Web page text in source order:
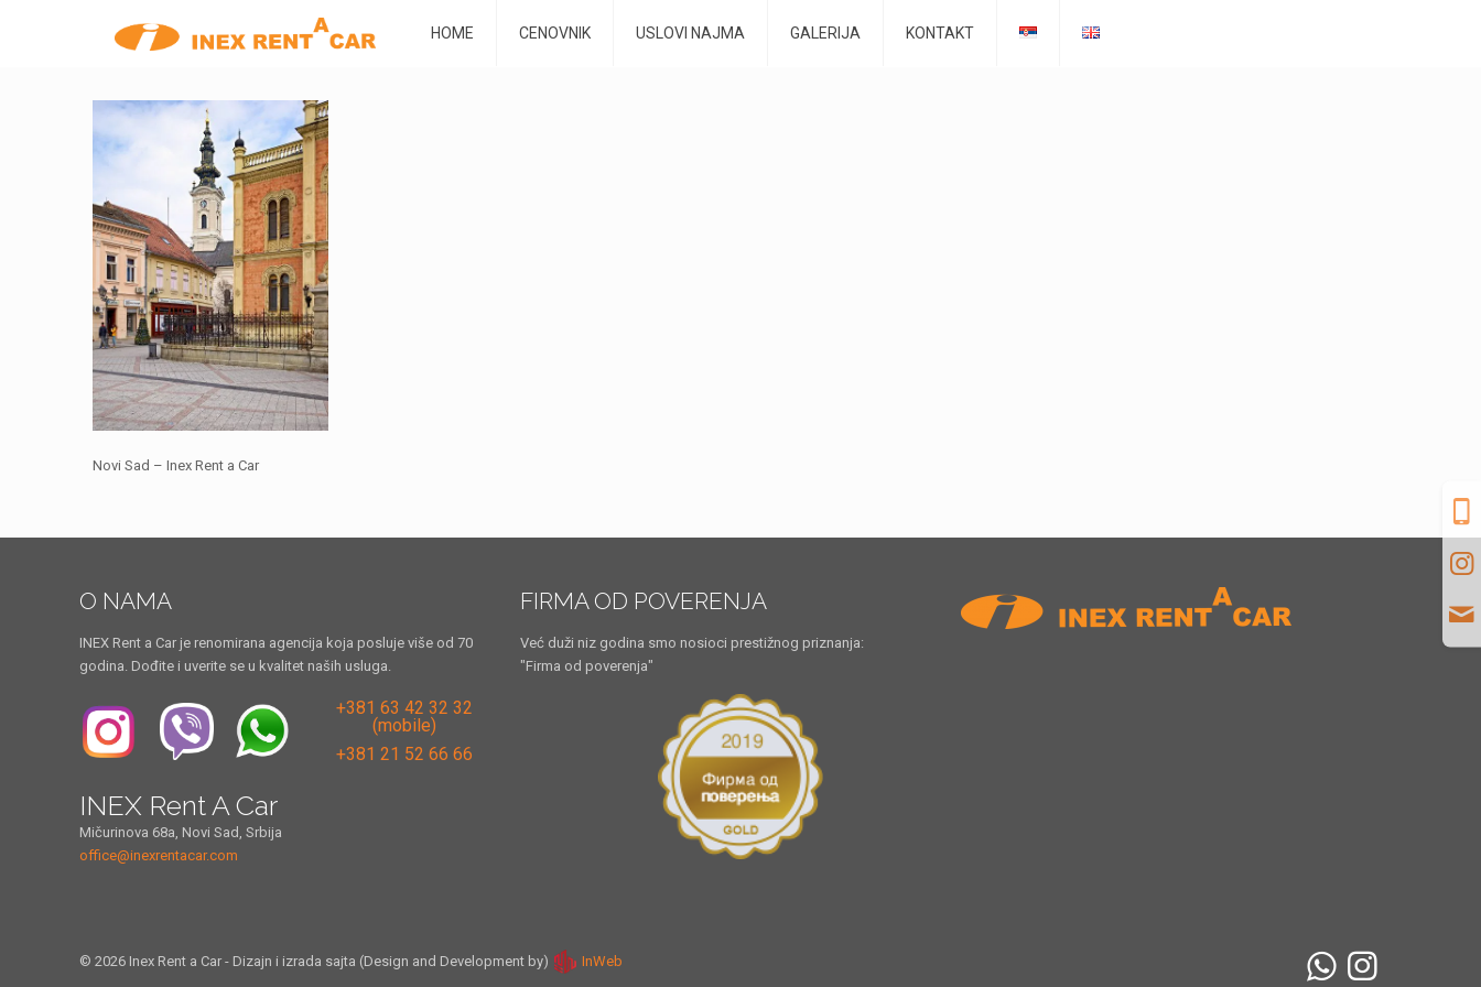
HOME CENOVNIK USLOVI NAJMA GALERIJA KONTAKT
Novi Sad – Inex Rent a Car
O NAMA
INEX Rent a Car je renomirana agencija koja posluje više od 70
godina. Dođite i uverite se u kvalitet naših usluga.
+381 63 42 32 32
(mobile)
+381 21 52 66 66
INEX Rent A Car
Mičurinova 68a, Novi Sad, Srbija
office@inexrentacar.com
FIRMA OD POVERENJA
Već duži niz godina smo nosioci prestižnog priznanja:
"Firma od poverenja"
© 2026 Inex Rent a Car - Dizajn i izrada sajta (Design and Development by) InWeb